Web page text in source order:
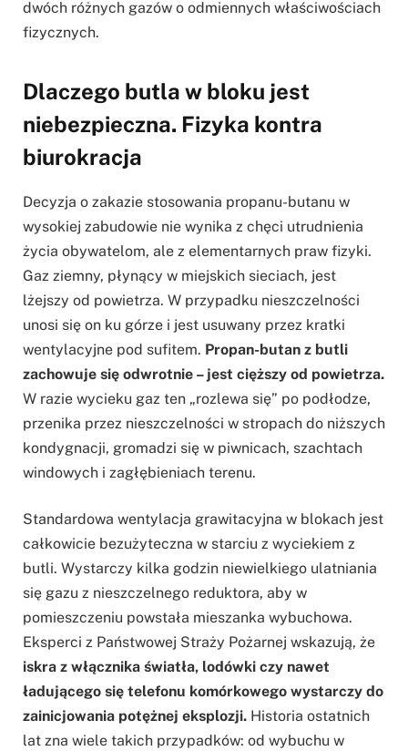
dwóch różnych gazów o odmiennych właściwościach
fizycznych.
Dlaczego butla w bloku jest
niebezpieczna. Fizyka kontra
biurokracja
Decyzja o zakazie stosowania propanu-butanu w
wysokiej zabudowie nie wynika z chęci utrudnienia
życia obywatelom, ale z elementarnych praw fizyki.
Gaz ziemny, płynący w miejskich sieciach, jest
lżejszy od powietrza. W przypadku nieszczelności
unosi się on ku górze i jest usuwany przez kratki
wentylacyjne pod sufitem. Propan-butan z butli
zachowuje się odwrotnie – jest cięższy od powietrza.
W razie wycieku gaz ten „rozlewa się” po podłodze,
przenika przez nieszczelności w stropach do niższych
kondygnacji, gromadzi się w piwnicach, szachtach
windowych i zagłębieniach terenu.
Standardowa wentylacja grawitacyjna w blokach jest
całkowicie bezużyteczna w starciu z wyciekiem z
butli. Wystarczy kilka godzin niewielkiego ulatniania
się gazu z nieszczelnego reduktora, aby w
pomieszczeniu powstała mieszanka wybuchowa.
Eksperci z Państwowej Straży Pożarnej wskazują, że
iskra z włącznika światła, lodówki czy nawet
ładującego się telefonu komórkowego wystarczy do
zainicjowania potężnej eksplozji. Historia ostatnich
lat zna wiele takich przypadków: od wybuchu w